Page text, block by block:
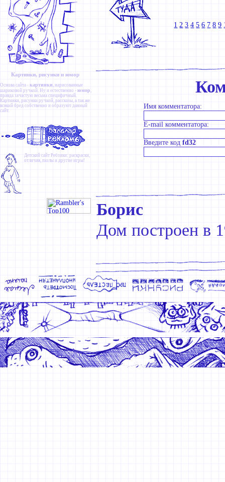
Картинки, рисунки и юмор
Основа сайта - картинки , нарисованные
шариковой ручкой. Ну и естественно - юмор ,
правда зачастую весьма специфичный.
Картинки, рисунки ручкой, рассказы, а так же
всякий бред собственно и образуют данный
сайт.
Детский сайт Ребзики: раскраски,
отличия, пазлы и другие игры!
1 2 3 4 5 6 7 8 9
Имя комментатора:
E-mail комментатора:
Введите код fd32
Борис
Дом построен в